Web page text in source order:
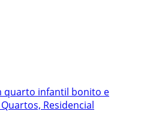
quarto infantil bonito e
Residencial